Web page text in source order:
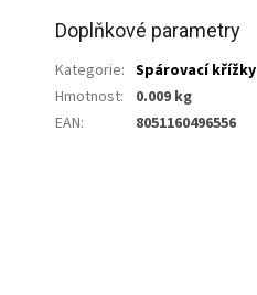
Doplňkové parametry
Kategorie: Spárovací křížky
Hmotnost:
0.009 kg
EAN: 8051160496556